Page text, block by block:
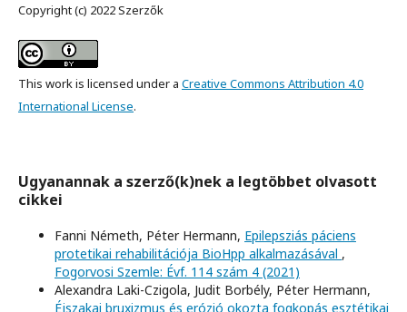
Copyright (c) 2022 Szerzők
This work is licensed under a Creative Commons Attribution 4.0
International License.
Ugyanannak a szerző(k)nek a legtöbbet olvasott
cikkei
Fanni Németh, Péter Hermann, Epilepsziás páciens
protetikai rehabilitációja BioHpp alkalmazásával ,
Fogorvosi Szemle: Évf. 114 szám 4 (2021)
Alexandra Laki-Czigola, Judit Borbély, Péter Hermann,
Éjszakai bruxizmus és erózió okozta fogkopás esztétikai